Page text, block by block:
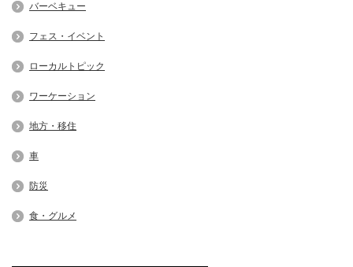
バーベキュー
フェス・イベント
ローカルトピック
ワーケーション
地方・移住
車
防災
食・グルメ